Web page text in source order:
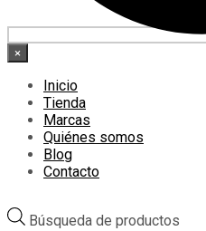
×
Inicio
Tienda
Marcas
Quiénes somos
Blog
Contacto
Búsqueda de productos